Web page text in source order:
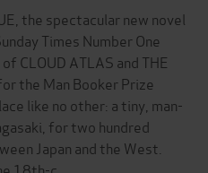
the spectacular new novel
Times Number One
CLOUD ATLAS and THE
the Man Booker Prize
like no other: a tiny, man-
for two hundred
Japan and the West.